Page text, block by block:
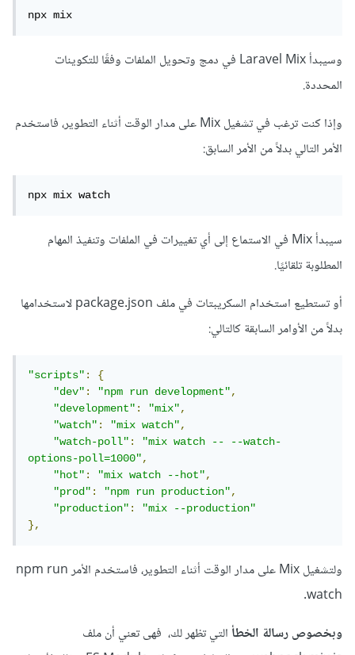
npx mix
وسيبدأ Laravel Mix في دمج وتحويل الملفات وفقًا للتكوينات
المحددة.
وإذا كنت ترغب في تشغيل Mix على مدار الوقت أثناء التطوير، فاستخدم
الأمر التالي بدلاً من الأمر السابق:
npx mix watch
سيبدأ Mix في الاستماع إلى أي تغييرات في الملفات وتنفيذ المهام
المطلوبة تلقائيًا.
أو تستطيع استخدام السكريبتات في ملف package.json لاستخدامها
بدلاً من الأوامر السابقة كالتالي:
"scripts":
{
"dev": "npm run development",
"development": "mix",
"watch": "mix watch",
"watch-poll":
"mix watch -- --watch-
options-poll=1000",
"hot": "mix watch --hot",
"prod": "npm run production",
"production":
"mix --production"
},
ولتشغيل Mix على مدار الوقت أثناء التطوير، فاستخدم الأمر npm run
watch.
وبخصوص رسالة الخطأ التي تظهر لك، فهى تعني أن ملف